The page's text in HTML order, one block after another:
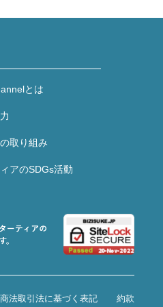
とは
取り組み
アのSDGs活動
法取引法に基づく表記 約款